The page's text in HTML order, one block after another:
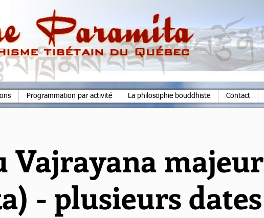
Programmation par activité La philosophie bouddhiste Contact
Vajrayana majeur
- plusieurs dates